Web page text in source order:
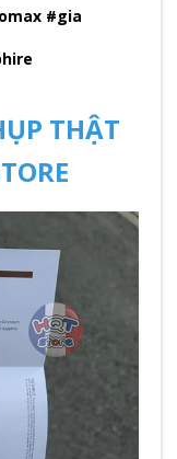
#gia
THẬT